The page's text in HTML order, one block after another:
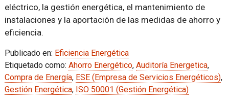
eléctrico, la gestión energética, el mantenimiento de
instalaciones y la aportación de las medidas de ahorro y
eficiencia.
Publicado en: Eficiencia Energética
Etiquetado como: Ahorro Energético, Auditoría Energetica,
Compra de Energía, ESE (Empresa de Servicios Energéticos),
Gestión Energética, ISO 50001 (Gestión Energética)